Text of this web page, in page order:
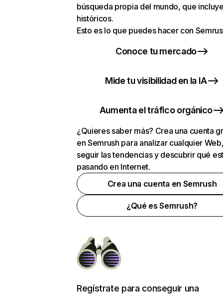
búsqueda propia del mundo, que
históricos.
Esto es lo que puedes hacer con
Conoce tu mercado
Mide tu visibilidad en la IA
Aumenta el tráfico orgánico
¿Quieres saber más? Crea una cuenta
en Semrush para analizar cualquier
seguir las tendencias y descubrir qué
pasando en Internet.
Crea una cuenta en Semrush
¿Qué es Semrush?
Regístrate para conseguir una